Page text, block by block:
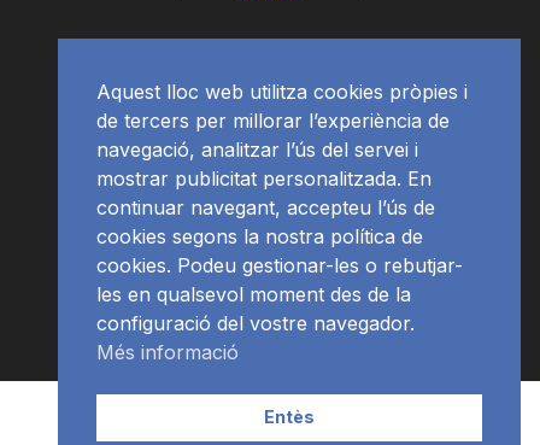
APP Programació
Aquest lloc web utilitza cookies pròpies i
de tercers per millorar l’experiència de
navegació, analitzar l’ús del servei i
mostrar publicitat personalitzada. En
continuar navegant, accepteu l’ús de
cookies segons la nostra política de
cookies. Podeu gestionar-les o rebutjar-
les en qualsevol moment des de la
configuració del vostre navegador.
Més informació
Entès